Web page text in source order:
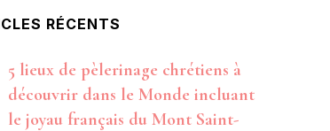
RÉCENTS
5 lieux de pèlerinage chrétiens à
découvrir dans le Monde incluant
le joyau français du Mont Saint-